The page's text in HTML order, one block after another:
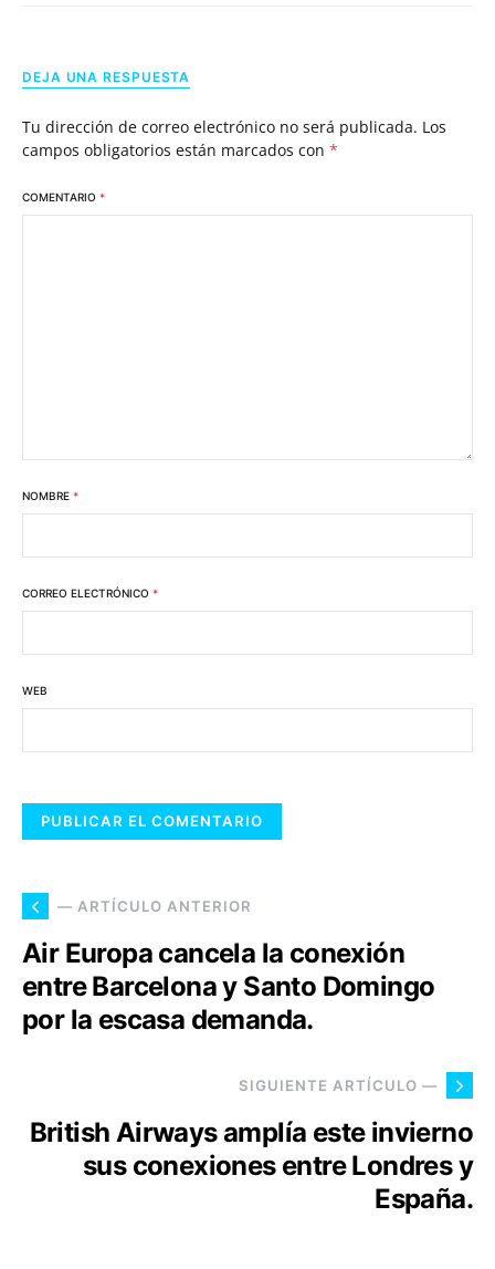
DEJA UNA RESPUESTA
Tu dirección de correo electrónico no será publicada. Los
campos obligatorios están marcados con *
COMENTARIO *
NOMBRE *
CORREO ELECTRÓNICO *
WEB
— ARTÍCULO ANTERIOR
Air Europa cancela la conexión
entre Barcelona y Santo Domingo
por la escasa demanda.
SIGUIENTE ARTÍCULO —
British Airways amplía este invierno
sus conexiones entre Londres y
España.